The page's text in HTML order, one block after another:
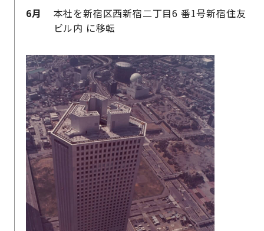
6月
本社を新宿区西新宿二丁目6 番1号新宿住友
ビル内 に移転